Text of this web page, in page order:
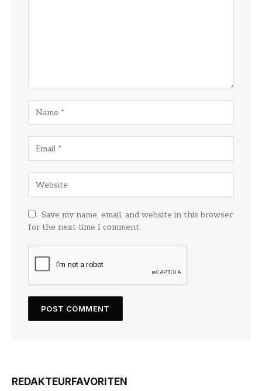
Save my name, email, and website in this browser
for the next time I comment.
REDAKTEURFAVORITEN